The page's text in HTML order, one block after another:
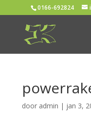
0166-692824
door admin | jan 3,